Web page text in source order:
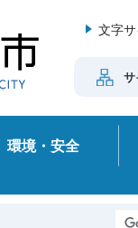
文字
サ
環境・安全